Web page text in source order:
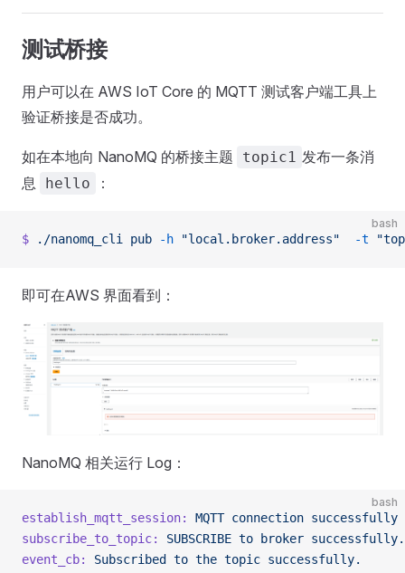
测试桥接
用户可以在 AWS IoT Core 的 MQTT 测试客户端工具上
验证桥接是否成功。
如在本地向 NanoMQ 的桥接主题 topic1 发布一条消
息
hello ：
bash
$ ./nanomq_cli pub -h "local.broker.address"
  -t
即可在AWS 界面看到：
NanoMQ 相关运行 Log：
bash
establish_mqtt_session: MQTT connection successfully
subscribe_to_topic:
SUBSCRIBE to broker successfully.
event_cb:
Subscribed to the topic successfully.